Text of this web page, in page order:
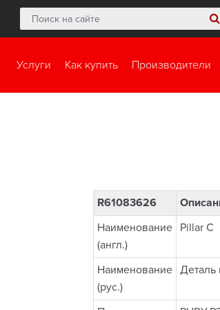
Услуги Как купить Производители
R61083626
Наименование
(англ.)
Pillar C
Наименование
(рус.)
Деталь